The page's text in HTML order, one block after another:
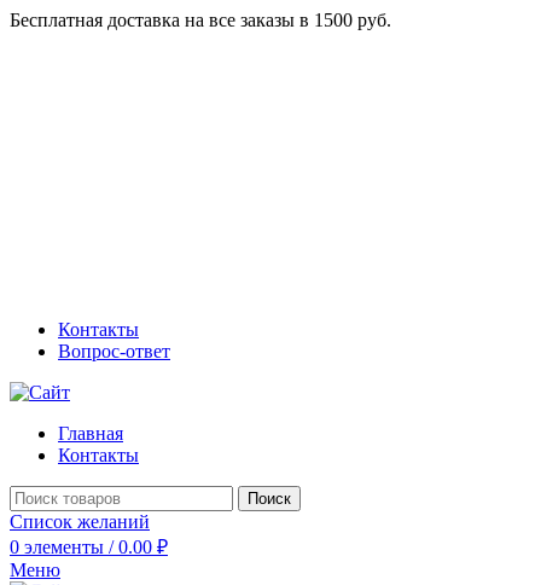
Бесплатная доставка на все заказы в 1500 руб.
Контакты
Вопрос-ответ
Главная
Контакты
Поиск
Список желаний
0 элементы / 0.00 ₽
Меню